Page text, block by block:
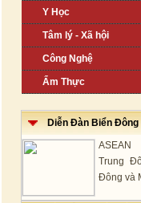
Y Học
Tâm lý - Xã hội
Công Nghệ
Ẩm Thực
Diễn Đàn Biển Đông
Trung
Đông và